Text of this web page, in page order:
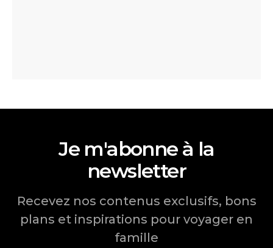
Je m'abonne à la
newsletter
Recevez nos contenus exclusifs, bons
plans et inspirations pour voyager en
famille